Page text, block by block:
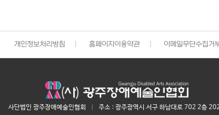
개인정보처리방침 홈페이지이용약관 이메일무단수집거
사단법인 광주장애예술인협회
주소 : 광주광역시 서구 하남대로 702 2층